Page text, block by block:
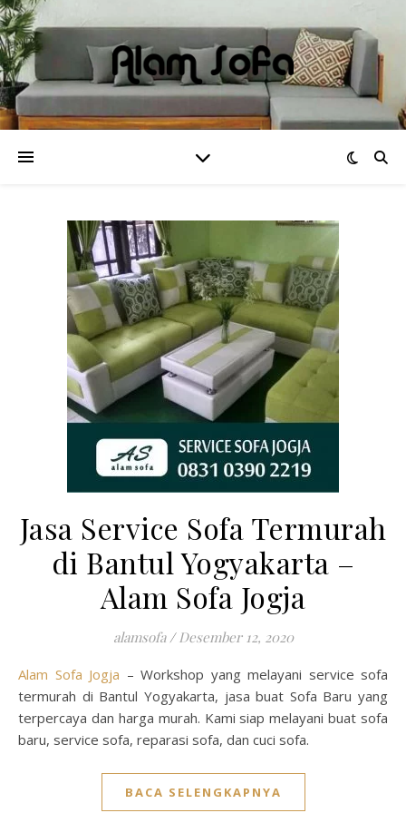
Jasa Service Sofa Termurah
di Bantul Yogyakarta –
Alam Sofa Jogja
alamsofa / Desember 12, 2020
Alam Sofa Jogja – Workshop yang melayani service sofa
termurah di Bantul Yogyakarta, jasa buat Sofa Baru yang
terpercaya dan harga murah. Kami siap melayani buat sofa
baru, service sofa, reparasi sofa, dan cuci sofa.
BACA SELENGKAPNYA